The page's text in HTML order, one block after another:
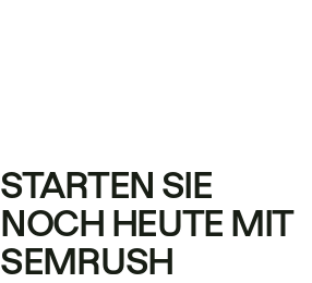
STARTEN SIE
NOCH HEUTE MIT
SEMRUSH